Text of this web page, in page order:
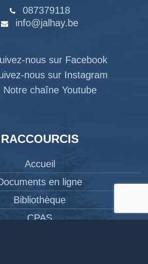
087379118
info@jalhay.be
nous sur Facebook
nous sur Instagram
Notre chaîne Youtube
RACCOURCIS
Accueil
en ligne
Bibliothèque
CPAS